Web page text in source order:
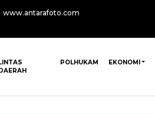
www.antarafoto.com
POLHUKAM EKONOMI